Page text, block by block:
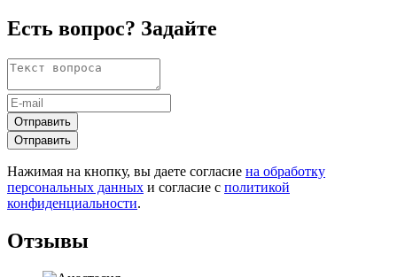
Есть вопрос? Задайте
Отправить
Отправить
Нажимая на кнопку, вы даете согласие на обработку
персональных данных и согласие с политикой
конфиденциальности.
Отзывы